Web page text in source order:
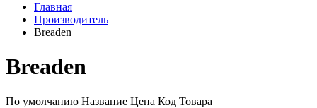
Главная
Производитель
Breaden
Breaden
По умолчанию Название Цена Код Товара